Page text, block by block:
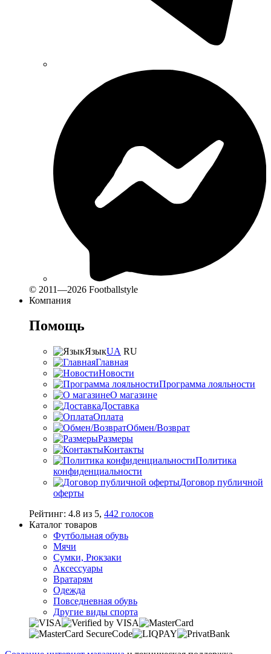
© 2011—2026 Footballstyle
Компания
Помощь
ЯзыкUA RU
Главная
Новости
Программа лояльности
О магазине
Доставка
Оплата
Обмен/Возврат
Размеры
Контакты
Политика
конфиденциальности
Договор публичной
оферты
Рейтинг: 4.8 из 5, 442 голосов
Каталог товаров
Футбольная обувь
Мячи
Сумки, Рюкзаки
Аксессуары
Вратарям
Одежда
Повседневная обувь
Другие виды спорта